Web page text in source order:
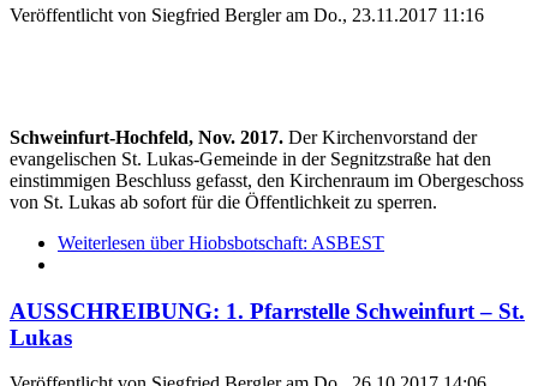
Veröffentlicht von Siegfried Bergleram Do., 23.11.2017 11:16
Schweinfurt-Hochfeld, Nov. 2017. Der Kirchenvorstand der
evangelischen St. Lukas-Gemeinde in der Segnitzstraße hat den
einstimmigen Beschluss gefasst, den Kirchenraum im Obergeschoss
von St. Lukas ab sofort für die Öffentlichkeit zu sperren.
Weiterlesen über Hiobsbotschaft: ASBEST
AUSSCHREIBUNG: 1. Pfarrstelle Schweinfurt­ – St.
Lukas